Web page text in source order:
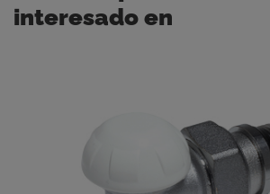
interesado en